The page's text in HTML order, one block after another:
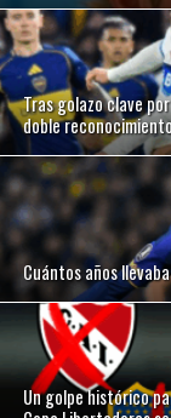
Tras golazo clave
doble
Cuántos años
Un golpe histórico